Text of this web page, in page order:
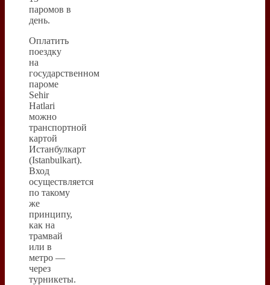
паромов в
день.
Оплатить
поездку
на
государственном
пароме
Sehir
Hatlari
можно
транспортной
картой
Истанбулкарт
(Istanbulkart).
Вход
осуществляется
по такому
же
принципу,
как на
трамвай
или в
метро —
через
турникеты.